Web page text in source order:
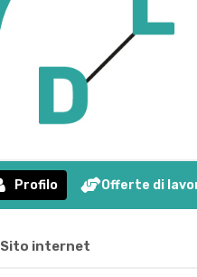
Profilo Offerte di
Sito internet